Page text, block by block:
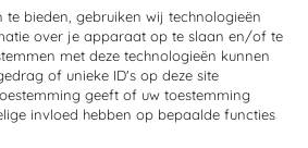
bieden, gebruiken wij technologieën
over je apparaat op te slaan en/of te
met deze technologieën kunnen
of unieke ID's op deze site
geeft of uw toestemming
invloed hebben op bepaalde functies